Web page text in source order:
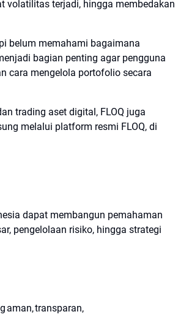
volatilitas terjadi, hingga membedakan
belum memahami bagaimana
bagian penting agar pengguna
cara mengelola portofolio secara
trading aset digital, FLOQ juga
melalui platform resmi FLOQ, di
dapat membangun pemahaman
pengelolaan risiko, hingga strategi
aman, transparan,